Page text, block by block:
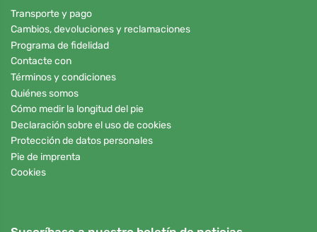
Transporte y pago
Cambios, devoluciones y reclamaciones
Programa de fidelidad
Contacte con
Términos y condiciones
Quiénes somos
Cómo medir la longitud del pie
Declaración sobre el uso de cookies
Protección de datos personales
Pie de imprenta
Cookies